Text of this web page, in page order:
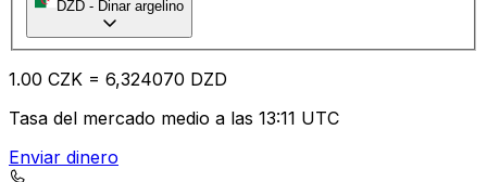
DZD - Dinar argelino
1.00 CZK = 6,324070 DZD
Tasa del mercado medio a las 13:11 UTC
Enviar dinero